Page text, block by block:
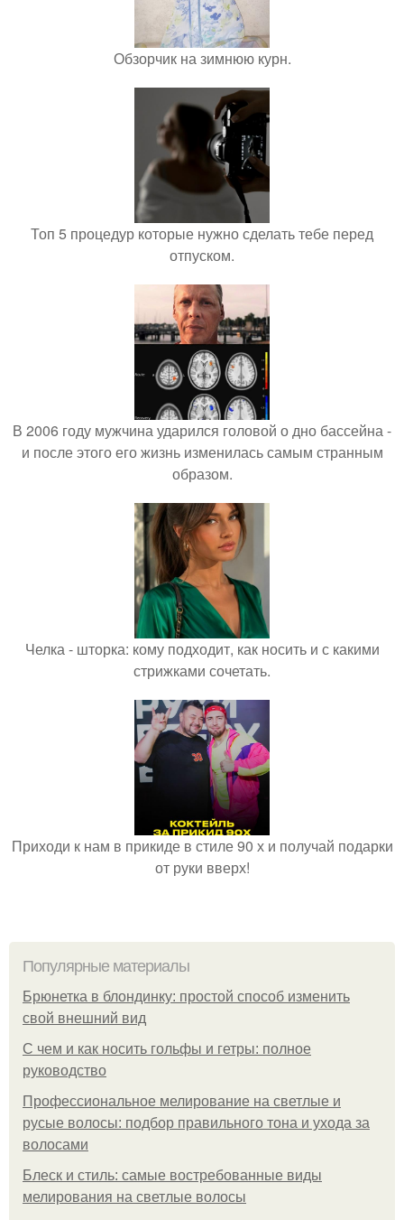
Обзорчик на зимнюю курн.
Топ 5 процедур которые нужно сделать тебе перед
отпуском.
В 2006 году мужчина ударился головой о дно бассейна -
и после этого его жизнь изменилась самым странным
образом.
Челка - шторка: кому подходит, как носить и с какими
стрижками сочетать.
Приходи к нам в прикиде в стиле 90 х и получай подарки
от руки вверх!
Популярные материалы
Брюнетка в блондинку: простой способ изменить
свой внешний вид
С чем и как носить гольфы и гетры: полное
руководство
Профессиональное мелирование на светлые и
русые волосы: подбор правильного тона и ухода за
волосами
Блеск и стиль: самые востребованные виды
мелирования на светлые волосы